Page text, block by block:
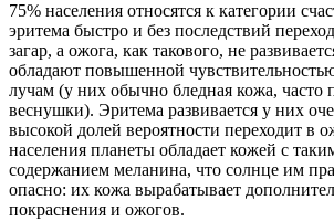
75% населения относятся к категории
эритема быстро и без последствий
загар, а ожога, как такового, не
обладают повышенной
лучам (у них обычно бледная кожа, часто
веснушки). Эритема развивается у них
высокой долей вероятности переходит в
населения планеты обладает кожей с
содержанием меланина, что солнце им
опасно: их кожа вырабатывает
покраснения и ожогов.